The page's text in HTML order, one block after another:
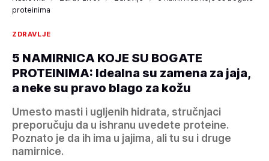
proteinima
ZDRAVLJE
5 NAMIRNICA KOJE SU BOGATE
PROTEINIMA: Idealna su zamena za jaja,
a neke su pravo blago za kožu
Umesto masti i ugljenih hidrata, stručnjaci
preporučuju da u ishranu uvedete proteine.
Poznato je da ih ima u jajima, ali tu su i druge
namirnice.